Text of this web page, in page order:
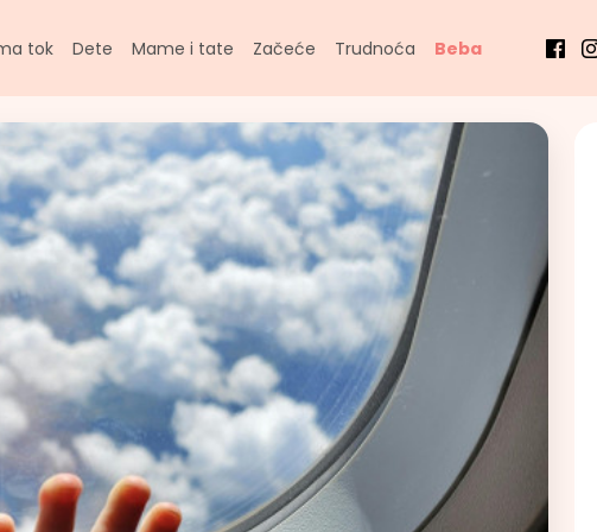
tok Dete Mame i tate Začeće Trudnoća Beba